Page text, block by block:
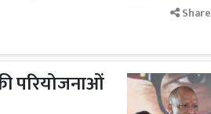
Share
परियोजनाओं